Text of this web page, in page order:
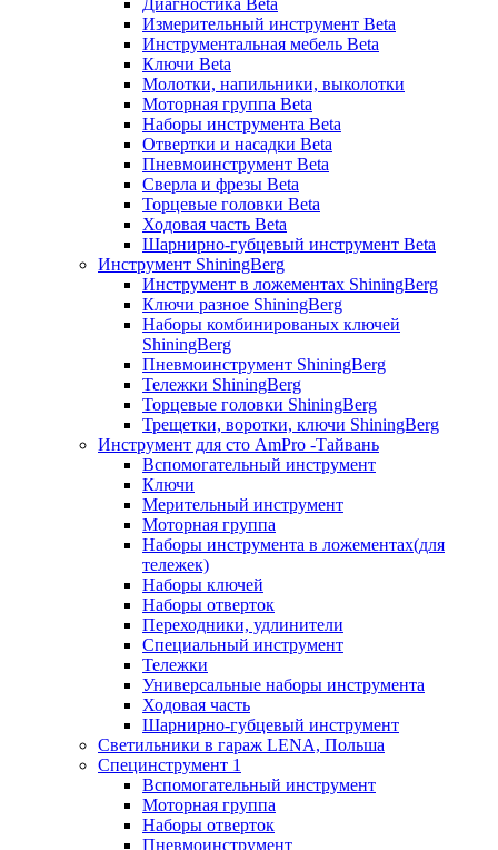
Диагностика Beta
Измерительный инструмент Beta
Инструментальная мебель Beta
Ключи Beta
Молотки, напильники, выколотки
Моторная группа Beta
Наборы инструмента Beta
Отвертки и насадки Beta
Пневмоинструмент Beta
Сверла и фрезы Beta
Торцевые головки Beta
Ходовая часть Beta
Шарнирно-губцевый инструмент Beta
Инструмент ShiningBerg
Инструмент в ложементах ShiningBerg
Ключи разное ShiningBerg
Наборы комбинированых ключей
ShiningBerg
Пневмоинструмент ShiningBerg
Тележки ShiningBerg
Торцевые головки ShiningBerg
Трещетки, воротки, ключи ShiningBerg
Инструмент для сто AmPro -Тайвань
Вспомогательный инструмент
Ключи
Мерительный инструмент
Моторная группа
Наборы инструмента в ложементах(для
тележек)
Наборы ключей
Наборы отверток
Переходники, удлинители
Специальный инструмент
Тележки
Универсальные наборы инструмента
Ходовая часть
Шарнирно-губцевый инструмент
Светильники в гараж LENA, Польша
Специнструмент 1
Вспомогательный инструмент
Моторная группа
Наборы отверток
Пневмоинструмент